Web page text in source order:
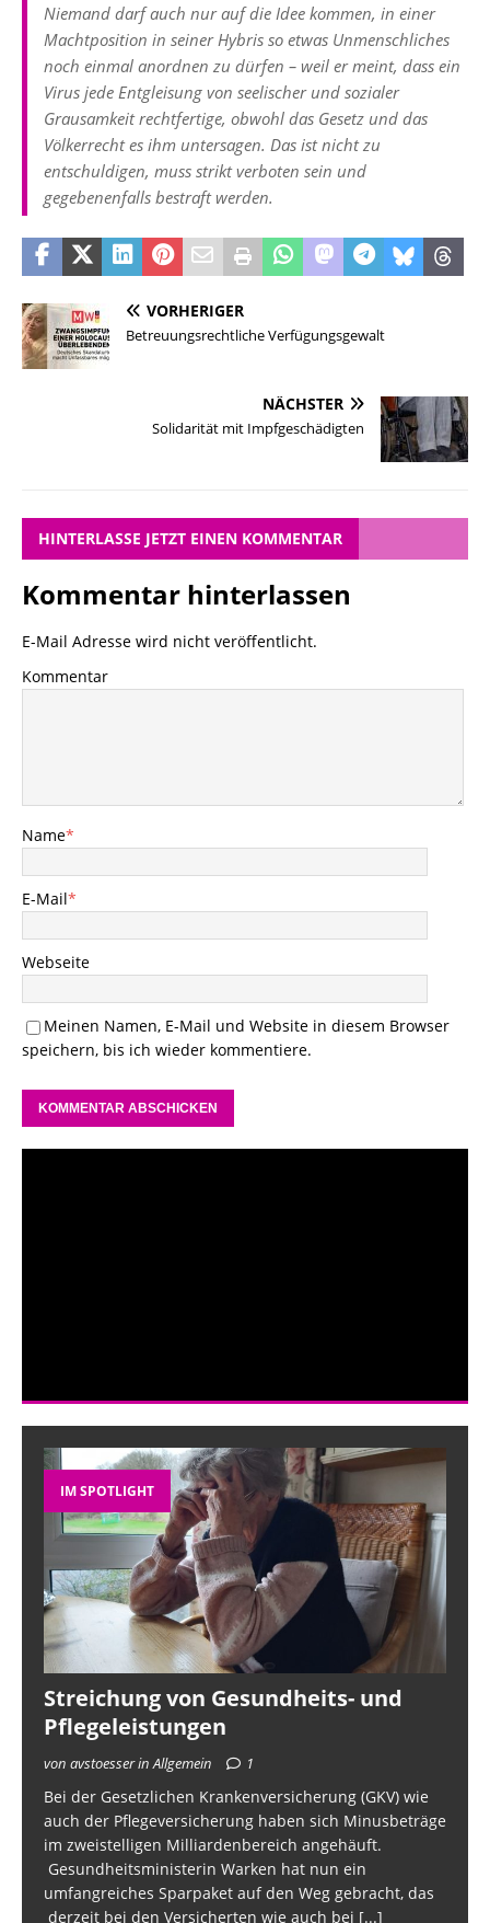
Niemand darf auch nur auf die Idee kommen, in einer
Machtposition in seiner Hybris so etwas Unmenschliches
noch einmal anordnen zu dürfen – weil er meint, dass ein
Virus jede Entgleisung von seelischer und sozialer
Grausamkeit rechtfertige, obwohl das Gesetz und das
Völkerrecht es ihm untersagen. Das ist nicht zu
entschuldigen, muss strikt verboten sein und
gegebenenfalls bestraft werden.
VORHERIGER
Betreuungsrechtliche Verfügungsgewalt
NÄCHSTER
Solidarität mit Impfgeschädigten
HINTERLASSE JETZT EINEN KOMMENTAR
Kommentar hinterlassen
E-Mail Adresse wird nicht veröffentlicht.
Kommentar
Name*
E-Mail*
Webseite
Meinen Namen, E-Mail und Website in diesem Browser
speichern, bis ich wieder kommentiere.
IM SPOTLIGHT
Streichung von Gesundheits- und
Pflegeleistungen
von avstoesser in Allgemein 1
Bei der Gesetzlichen Krankenversicherung (GKV) wie
auch der Pflegeversicherung haben sich Minusbeträge
im zweistelligen Milliardenbereich angehäuft.
Gesundheitsministerin Warken hat nun ein
umfangreiches Sparpaket auf den Weg gebracht, das
derzeit bei den Versicherten wie auch bei [...]